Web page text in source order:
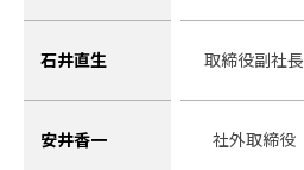
石井直生 取締役副社長
安井香一 社外取締役